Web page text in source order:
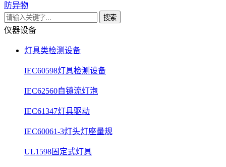
防异物
搜索
仪器设备
灯具类检测设备
IEC60598灯具检测设备
IEC62560自镇流灯泡
IEC61347灯具驱动
IEC60061-3灯头灯座量规
UL1598固定式灯具